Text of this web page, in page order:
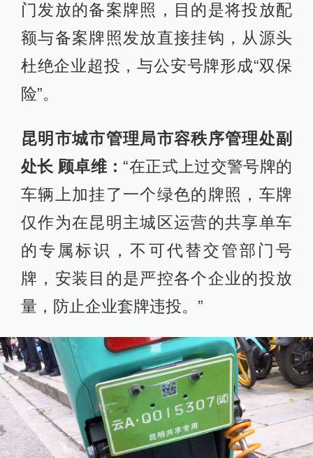
门发放的备案牌照，目的是将投放配
额与备案牌照发放直接挂钩，从源头
杜绝企业超投，与公安号牌形成“双保
险”。
昆明市城市管理局市容秩序管理处副
处长 顾卓维：“在正式上过交警号牌的
车辆上加挂了一个绿色的牌照，车牌
仅作为在昆明主城区运营的共享单车
的专属标识，不可代替交管部门号
牌，安装目的是严控各个企业的投放
量，防止企业套牌违投。”